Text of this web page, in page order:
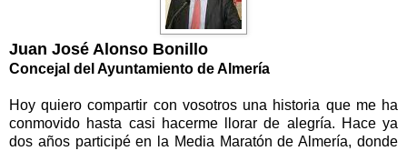
Juan José Alonso Bonillo
Concejal del Ayuntamiento de Almería
Hoy quiero compartir con vosotros una historia que me ha
conmovido hasta casi hacerme llorar de alegría. Hace ya
dos años participé en la Media Maratón de Almería, donde